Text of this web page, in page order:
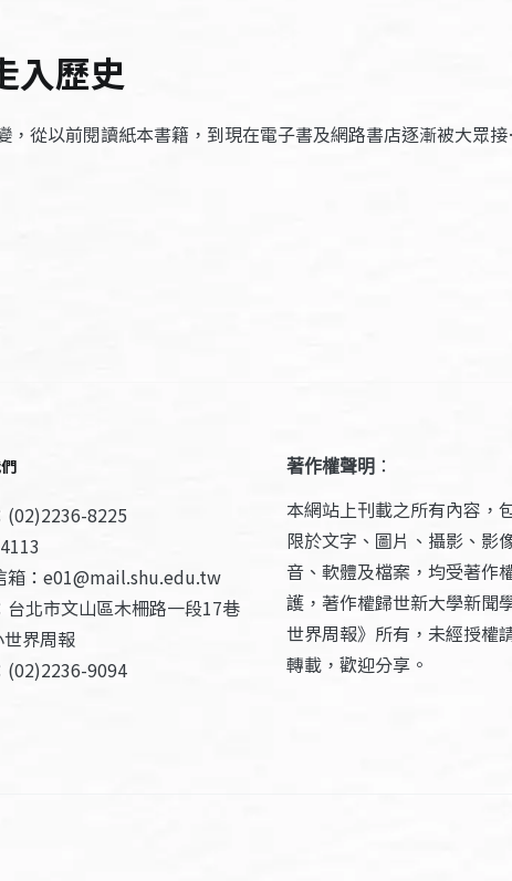
入歷史
，從以前閱讀紙本書籍，到現在電子書及網路書店逐漸被大眾
(02)2236-8225
箱：e01@mail.shu.edu.tw
台北市文山區木柵路一段17巷
界周報
(02)2236-9094
著作權聲明 ：
本網站上刊載之所有內容，
限於文字、圖片、攝影、影
音、軟體及檔案，均受著作
護，著作權歸世新大學新聞
世界周報》所有，未經授權
轉載，歡迎分享。